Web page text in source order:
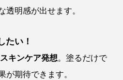
透明感が出せます。
たい！
スキンケア発想。塗るだけで
が期待できます。